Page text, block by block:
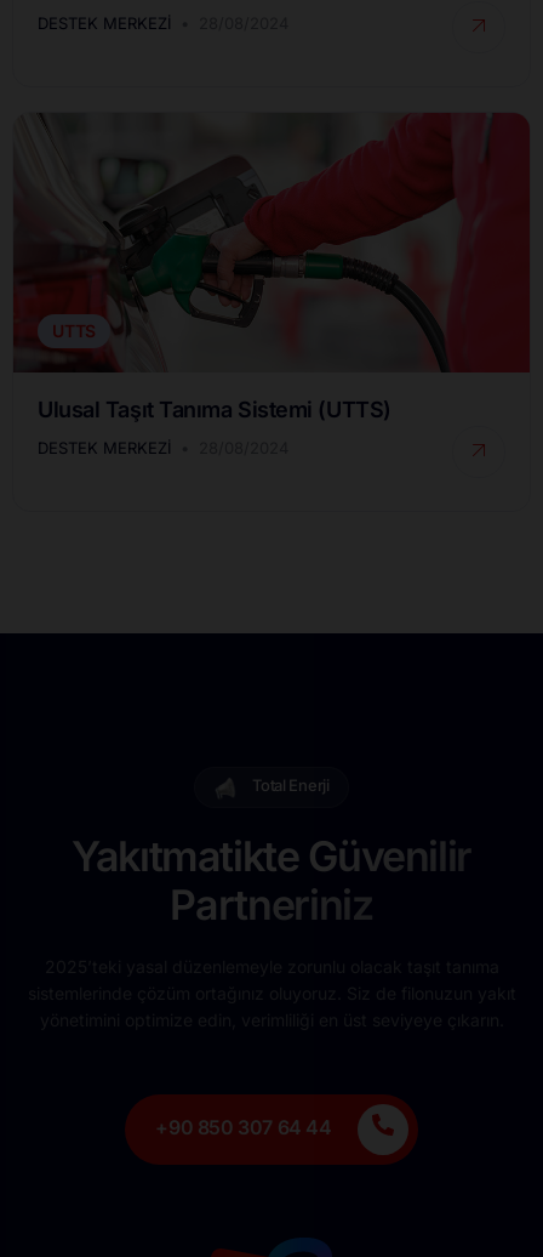
DESTEK MERKEZI
UTTS
Ulusal Taşıt Tanıma Sistemi (UTTS)
DESTEK MERKEZI
Total Enerji
Yakıtmatikte Güvenilir
Partneriniz
+90 850 307 64 44